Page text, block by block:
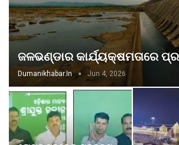
ଜଳଭଣ୍ଡାର କାର୍ଯ୍ୟକ୍ଷମତାରେ
Dumanikhabar.in Jun 4, 2026